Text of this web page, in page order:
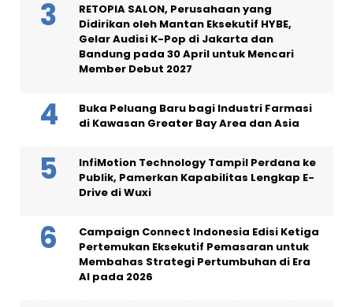
RETOPIA SALON, Perusahaan yang
Didirikan oleh Mantan Eksekutif HYBE,
Gelar Audisi K-Pop di Jakarta dan
Bandung pada 30 April untuk Mencari
Member Debut 2027
Buka Peluang Baru bagi Industri Farmasi
di Kawasan Greater Bay Area dan Asia
InfiMotion Technology Tampil Perdana ke
Publik, Pamerkan Kapabilitas Lengkap E-
Drive di Wuxi
Campaign Connect Indonesia Edisi Ketiga
Pertemukan Eksekutif Pemasaran untuk
Membahas Strategi Pertumbuhan di Era
AI pada 2026